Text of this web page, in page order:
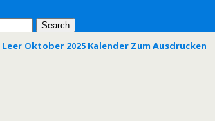
Oktober 2025 Kalender Zum Ausdrucken